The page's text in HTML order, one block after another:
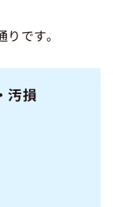
です。
汚損